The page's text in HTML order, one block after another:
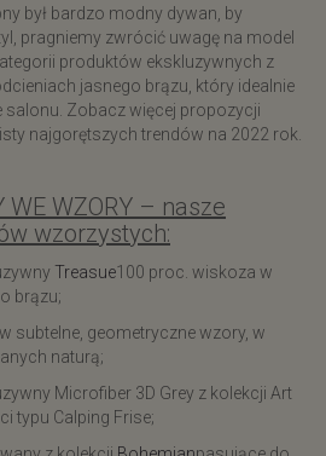
był bardzo modny dywan, by
pragniemy zwrócić uwagę na model
produktów ekskluzywnych z
jasnego brązu, który idealnie
salonu. Zobacz więcej propozycji
najgorętszych trendów na 2022 rok.
WE WZORY – nasze
wzorzystych:
Treasue100 proc. wiskoza w
brązu;
w subtelne, geometryczne wzory, w
naturą;
Microfiber 3D Grey z kolekcji Art
typu Calping Frise;